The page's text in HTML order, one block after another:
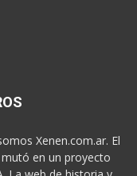
Xenen.com.ar. El
en un proyecto